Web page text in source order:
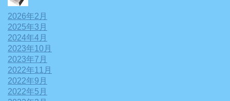
2026年2月
2025年3月
2024年4月
2023年10月
2023年7月
2022年11月
2022年9月
2022年5月